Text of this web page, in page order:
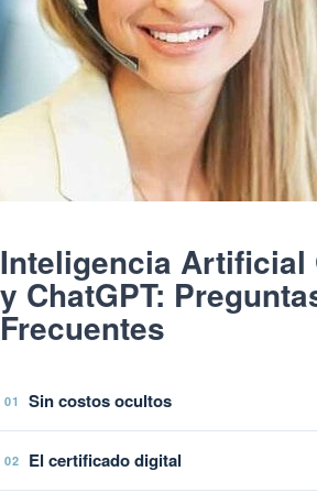
Inteligencia Artificial
y ChatGPT:
Frecuentes
01 Sin costos ocultos
02 El certificado digital